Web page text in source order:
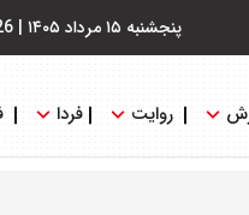
پنجشنبه ۱۵ مرداد ۱۴۰۵ |
روایت فردا